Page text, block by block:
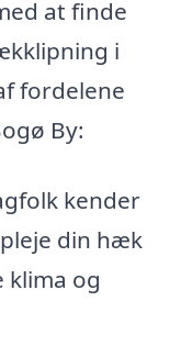
at finde
i
fordelene
By:
kender
din hæk
klima og